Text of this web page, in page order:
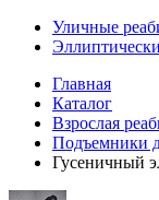
Уличные
Главная
Каталог
Взрослая
Подъемники
Гусеничный